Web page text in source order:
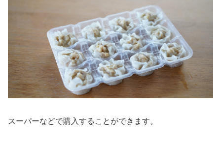
スーパーなどで購入することができます。